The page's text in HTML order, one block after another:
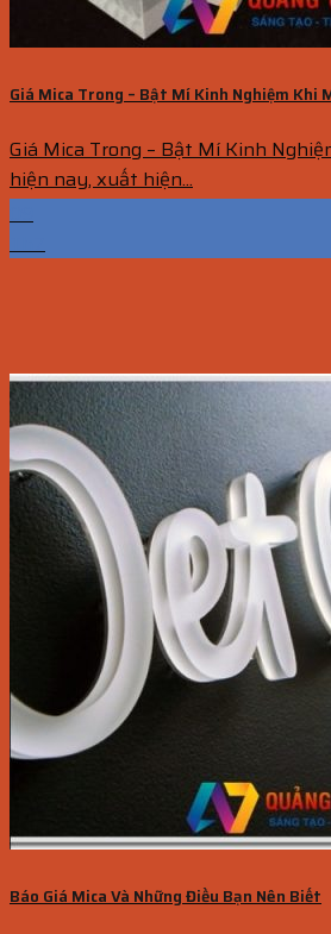
Giá Mica Trong – Bật Mí Kinh Nghiệm Khi
Giá Mica Trong – Bật Mí Kinh
hiện nay, xuất hiện...
09
Th7
Báo Giá Mica Và Những Điều Bạn Nên Biết